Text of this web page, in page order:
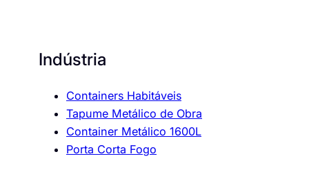
Indústria
Containers Habitáveis
Tapume Metálico de Obra
Container Metálico 1600L
Porta Corta Fogo